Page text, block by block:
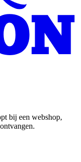
bij een webshop,